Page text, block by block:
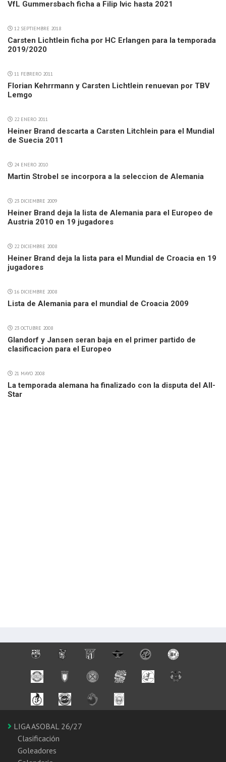
VfL Gummersbach ficha a Filip Ivic hasta 2021
12 SEPTIEMBRE 2018
Carsten Lichtlein ficha por HC Erlangen para la temporada
2019/2020
11 FEBRERO 2011
Florian Kehrrmann y Carsten Lichtlein renuevan por TBV
Lemgo
22 ENERO 2011
Heiner Brand descarta a Carsten Litchlein para el Mundial
de Suecia 2011
24 ENERO 2010
Martin Strobel se incorpora a la seleccion de Alemania
23 DICIEMBRE 2009
Heiner Brand deja la lista de Alemania para el Europeo de
Austria 2010 en 19 jugadores
22 DICIEMBRE 2008
Heiner Brand deja la lista para el Mundial de Croacia en 19
jugadores
16 DICIEMBRE 2008
Lista de Alemania para el mundial de Croacia 2009
23 OCTUBRE 2008
Glandorf y Jansen seran baja en el primer partido de
clasificacion para el Europeo
21 MAYO 2008
La temporada alemana ha finalizado con la disputa del All-
Star
LIGA ASOBAL 26/27
Clasificación
Goleadores